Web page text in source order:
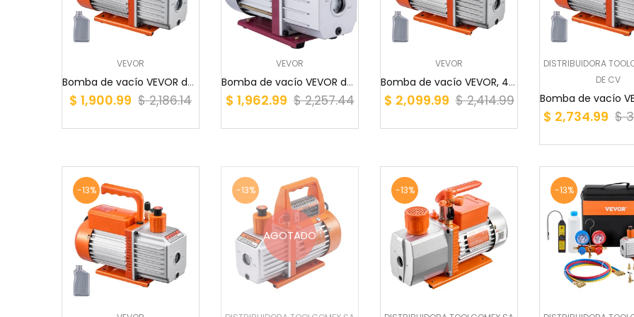
VEVOR
Bomba de vacío VEVOR de 3,5 CFM, de paletas rot...
$ 1,900.99 $ 2,186.14
VEVOR
Bomba de vacío VEVOR de 4,5 CFM, bomba de vacío...
$ 1,962.99 $ 2,257.44
VEVOR
Bomba de vacío VEVOR, 4 CFM, bomba de vacío rot...
$ 2,099.99 $ 2,414.99
DISTRIBUIDORA
DE CV
$ 2,734.99 $
-13%
AGOTADO
-13% -13% -13%
PUERTAS Y VENTANAS
SECADORES DE MANOS
SOLDADORAS
SOPORTES DE MOTOR
TALLER